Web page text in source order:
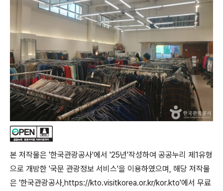
본 저작물은 '한국관광공사'에서 '25년'작성하여 공공누리 제1유형
으로 개방한 '국문 관광정보 서비스'을 이용하였으며, 해당 저작물
은 '한국관광공사,https://kto.visitkorea.or.kr/kor.kto'에서 무료